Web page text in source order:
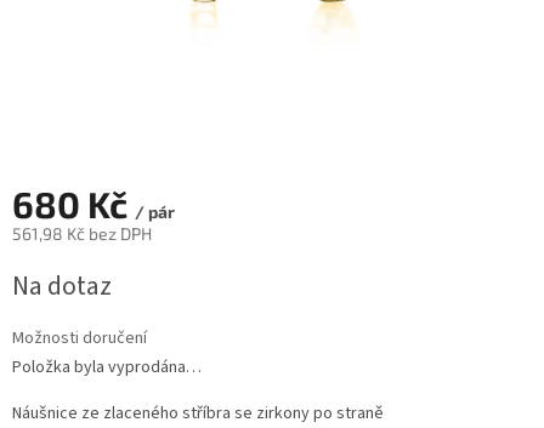
680 Kč / pár
561,98 Kč bez DPH
cena:
Na dotaz
Možnosti doručení
Položka byla vyprodána…
Náušnice ze zlaceného stříbra se zirkony po straně